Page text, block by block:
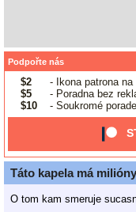
Podpořte nás
$2
- Ikona patrona na
$5
- Poradna bez
$10
- Soukromé
Táto kapela má
O tom kam smeruje